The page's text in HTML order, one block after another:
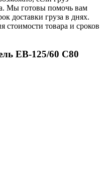
Мы готовы помочь вам
доставки груза в днях.
стоимости товара и сроков
ЕВ-125/60 С80